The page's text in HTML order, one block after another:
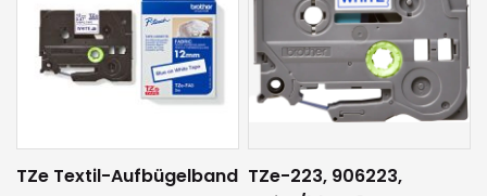
TZe Textil-Aufbügelband TZe-223, 906223,